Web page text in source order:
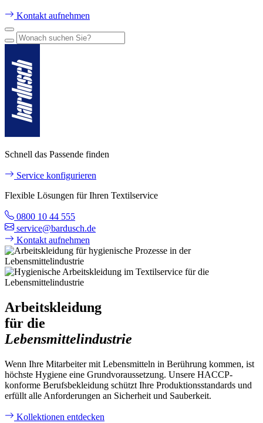
Kontakt aufnehmen
Schnell das Passende finden
Service konfigurieren
Flexible Lösungen für Ihren Textilservice
0800 10 44 555
service@bardusch.de
Kontakt aufnehmen
Arbeitskleidung
für die
Lebensmittelindustrie
Wenn Ihre Mitarbeiter mit Lebensmitteln in Berührung kommen, ist
höchste Hygiene eine Grundvoraussetzung. Unsere HACCP-
konforme Berufsbekleidung schützt Ihre Produktionsstandards und
erfüllt alle Anforderungen an Sicherheit und Sauberkeit.
Kollektionen entdecken